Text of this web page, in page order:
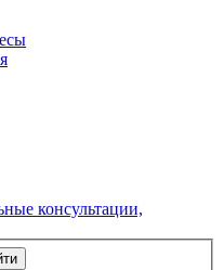
консультации,